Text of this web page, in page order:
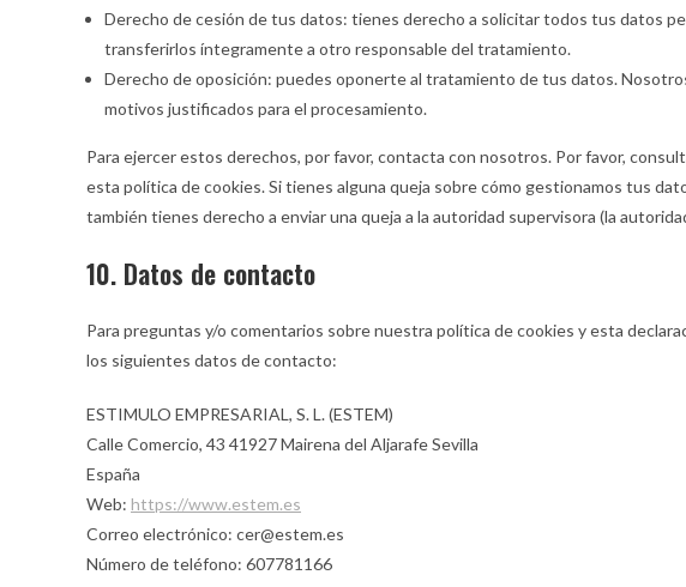
Derecho de cesión de tus datos: tienes derecho a solicitar todos tus datos
transferirlos íntegramente a otro responsable del tratamiento.
Derecho de oposición: puedes oponerte al tratamiento de tus datos.
motivos justificados para el procesamiento.
Para ejercer estos derechos, por favor, contacta con nosotros. Por favor,
esta política de cookies. Si tienes alguna queja sobre cómo gestionamos tus
también tienes derecho a enviar una queja a la autoridad supervisora (la
10. Datos de contacto
Para preguntas y/o comentarios sobre nuestra política de cookies y esta
los siguientes datos de contacto:
ESTIMULO EMPRESARIAL, S. L. (ESTEM)
Calle Comercio, 43 41927 Mairena del Aljarafe Sevilla
España
Web: https://www.estem.es
Correo electrónico: cer@estem.es
Número de teléfono: 607781166